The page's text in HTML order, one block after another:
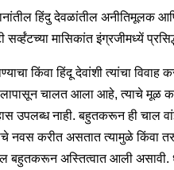
हिंदु देवळांतील अनीतिमूलक
सर्व्हंटच्या मासिकांत इंग्रजीमध्यें
किंवा हिंदू देवांशी त्यांचा विवाह
चालत आला आहे, त्याचे मूळ
उपलब्ध नाही. बहुतकरून ही चाल
नवस करीत असतात त्यामुळे किंवा
बहुतकरून अस्तित्वात आली असावी.